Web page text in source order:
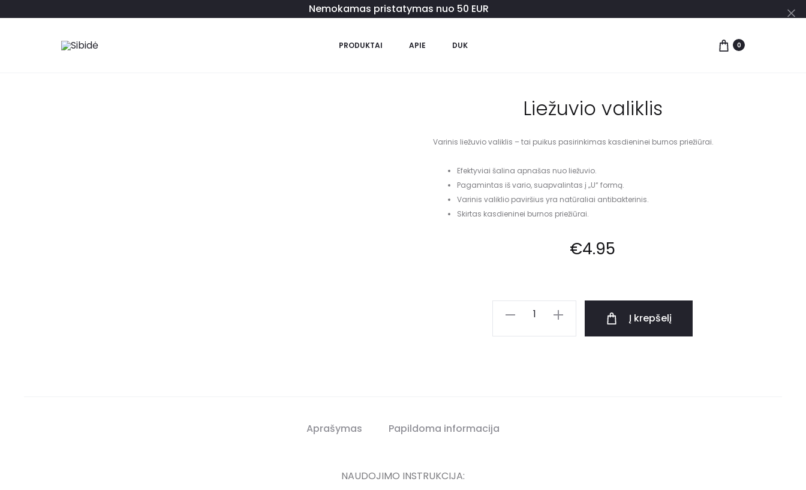
Nemokamas pristatymas nuo 50 EUR
PRODUKTAI APIE DUK 0
Liežuvio valiklis
Varinis liežuvio valiklis – tai puikus pasirinkimas kasdieninei burnos priežiūrai.
Efektyviai šalina apnašas nuo liežuvio.
Pagamintas iš vario, suapvalintas į „U“ formą.
Varinis valiklio paviršius yra natūraliai antibakterinis.
Skirtas kasdieninei burnos priežiūrai.
€4.95
Į krepšelį
Aprašymas Papildoma informacija
NAUDOJIMO INSTRUKCIJA: